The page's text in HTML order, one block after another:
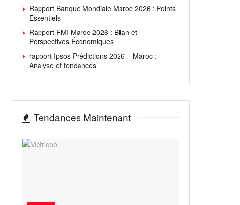
Rapport Banque Mondiale Maroc 2026 : Points
Essentiels
Rapport FMI Maroc 2026 : Bilan et
Perspectives Économiques
rapport Ipsos Prédictions 2026 – Maroc :
Analyse et tendances
Tendances Maintenant